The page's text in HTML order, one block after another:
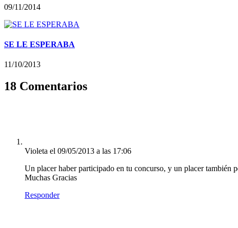
09/11/2014
SE LE ESPERABA
11/10/2013
18 Comentarios
Violeta el 09/05/2013 a las 17:06
Un placer haber participado en tu concurso, y un placer también
Muchas Gracias
Responder